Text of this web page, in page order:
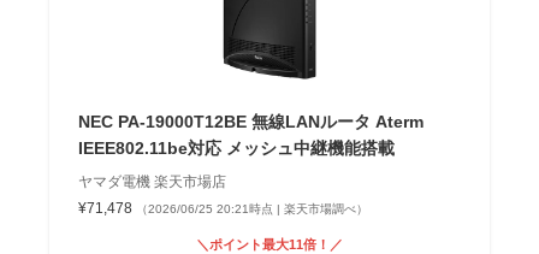
NEC PA-19000T12BE 無線LANルータ Aterm
IEEE802.11be対応 メッシュ中継機能搭載
ヤマダ電機 楽天市場店
¥71,478
（2026/06/25 20:21時点 | 楽天市場調べ）
＼ポイント最大11倍！／